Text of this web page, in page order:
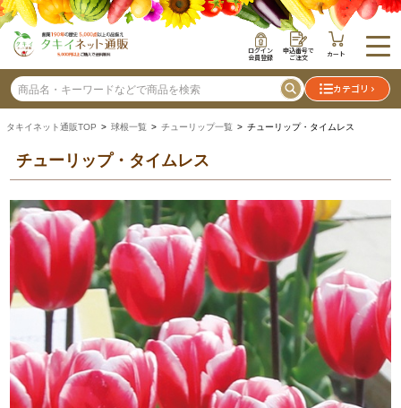
ログイン
会員登録
申込番号で
ご注文 カート
カテゴリ
タキイネット通販TOP > 球根一覧 > チューリップ一覧 > チューリップ・タイムレス
チューリップ・タイムレス